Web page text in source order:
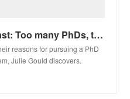
Working Scientist podcast: Too many PhDs, too few research positions
reasons for pursuing a PhD
Julie Gould discovers.